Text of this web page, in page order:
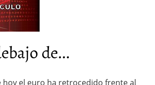
de...
hoy el euro ha retrocedido frente al